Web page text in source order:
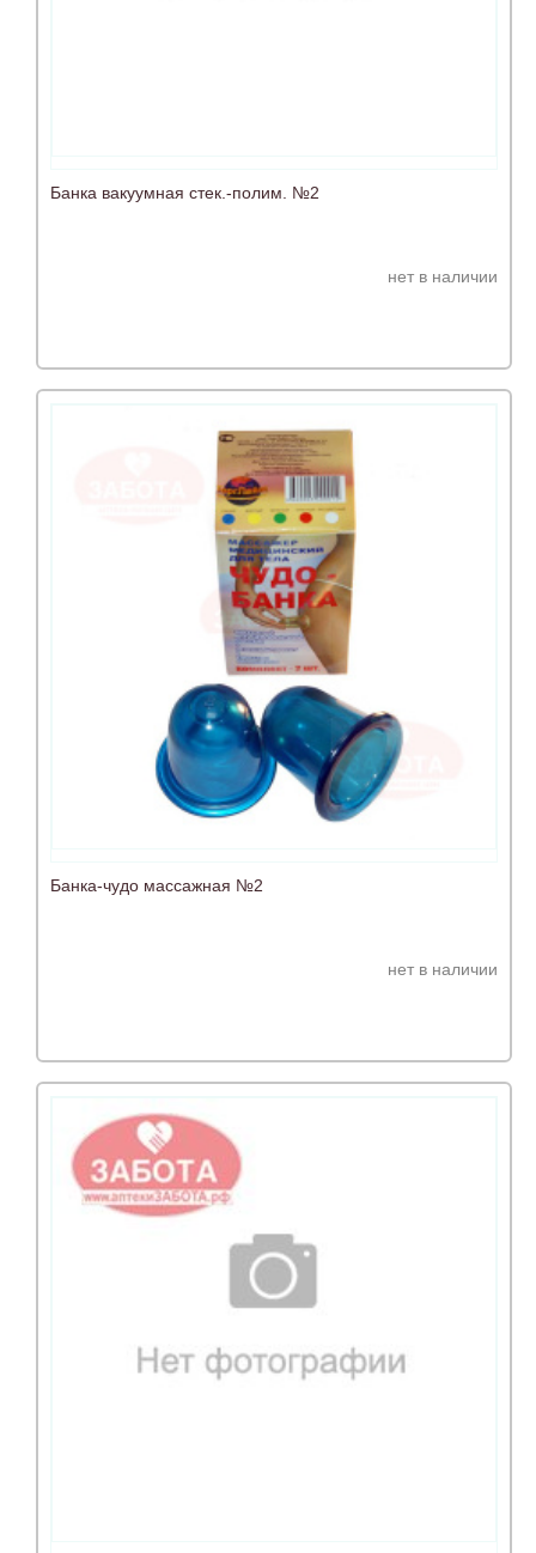
Банка вакуумная стек.-полим. №2
нет в наличии
Банка-чудо массажная №2
нет в наличии